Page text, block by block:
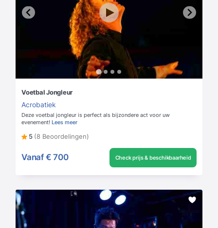
Voetbal Jongleur
Acrobatiek
Deze voetbal jongleur is perfect als bijzondere act voor uw
evenement! Lees meer
5 (8 Beoordelingen)
Vanaf € 700 Check prijs & beschikbaarheid